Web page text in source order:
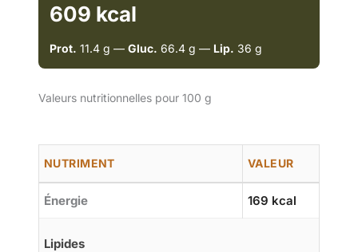
609 kcal
Prot. 11.4 g — Gluc. 66.4 g — Lip. 36 g
Valeurs nutritionnelles pour 100 g
NUTRIMENT VALEUR
Énergie 169 kcal
Lipides